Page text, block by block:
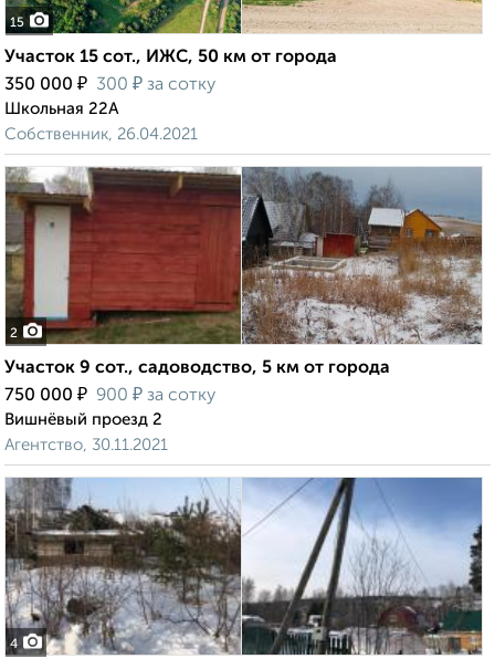
15
Участок 15 сот., ИЖС, 50 км от города
350 000 ₽ 300 ₽ за сотку
Школьная 22А
Собственник, 26.04.2021
2
Участок 9 сот., садоводство, 5 км от города
750 000 ₽ 900 ₽ за сотку
Вишнёвый проезд 2
Агентство, 30.11.2021
4